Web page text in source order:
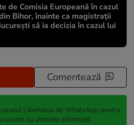
de Comisia Europeană în cazul
Bihor, înainte ca magistrații
să ia decizia în cazul lui
Comentează
Libertatea de WhatsApp pentru
curent cu ultimele informații